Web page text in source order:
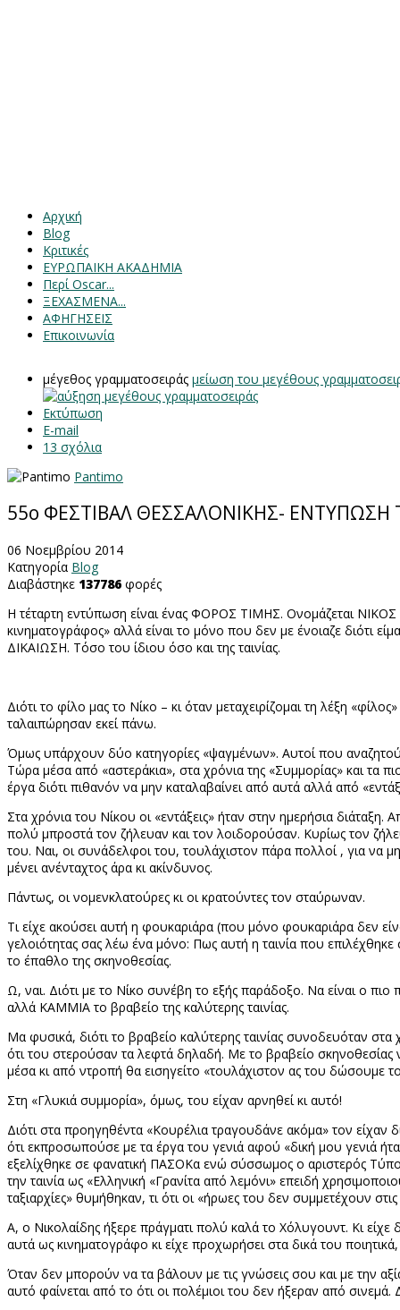
Αρχική
Blog
Κριτικές
ΕΥΡΩΠΑΙΚΗ ΑΚΑΔΗΜΙΑ
Περί Oscar...
ΞΕΧΑΣΜΕΝΑ...
ΑΦΗΓΗΣΕΙΣ
Επικοινωνία
μέγεθος γραμματοσειράς μείωση του μεγέθους
Εκτύπωση
E-mail
13 σχόλια
Pantimo
55ο ΦΕΣΤΙΒΑΛ ΘΕΣΣΑΛΟΝΙΚΗΣ- ΕΝΤΥΠΩΣΗ
06 Νοεμβρίου 2014
Κατηγορία Blog
Διαβάστηκε 137786 φορές
Η τέταρτη εντύπωση είναι ένας ΦΟΡΟΣ ΤΙΜΗΣ. Ονομάζεται
κινηματογράφος» αλλά είναι το μόνο που δεν με ένοιαζε διότι
ΔΙΚΑΙΩΣΗ. Τόσο του ίδιου όσο και της ταινίας.
Διότι το φίλο μας το Νίκο – κι όταν μεταχειρίζομαι τη λέξη
ταλαιπώρησαν εκεί πάνω.
Όμως υπάρχουν δύο κατηγορίες «ψαγμένων». Αυτοί που
Τώρα μέσα από «αστεράκια», στα χρόνια της «Συμμορίας» και τα
έργα διότι πιθανόν να μην καταλαβαίνει από αυτά αλλά από
Στα χρόνια του Νίκου οι «εντάξεις» ήταν στην ημερήσια
πολύ μπροστά τον ζήλευαν και τον λοιδορούσαν. Κυρίως τον
του. Ναι, οι συνάδελφοι του, τουλάχιστον πάρα πολλοί , για να
μένει ανένταχτος άρα κι ακίνδυνος.
Πάντως, οι νομενκλατούρες κι οι κρατούντες τον σταύρωναν.
Τι είχε ακούσει αυτή η φουκαριάρα (που μόνο φουκαριάρα δεν
γελοιότητας σας λέω ένα μόνο: Πως αυτή η ταινία που
το έπαθλο της σκηνοθεσίας.
Ω, ναι. Διότι με το Νίκο συνέβη το εξής παράδοξο. Να είναι ο
αλλά ΚΑΜΜΙΑ το βραβείο της καλύτερης ταινίας.
Μα φυσικά, διότι το βραβείο καλύτερης ταινίας συνοδευόταν
ότι του στερούσαν τα λεφτά δηλαδή. Με το βραβείο σκηνοθεσίας
μέσα κι από ντροπή θα εισηγείτο «τουλάχιστον ας του δώσουμε
Στη «Γλυκιά συμμορία», όμως, του είχαν αρνηθεί κι αυτό!
Διότι στα προηγηθέντα «Κουρέλια τραγουδάνε ακόμα» τον
ότι εκπροσωπούσε με τα έργα του γενιά αφού «δική μου γενιά
εξελίχθηκε σε φανατική ΠΑΣΟΚα ενώ σύσσωμος ο αριστερός
την ταινία ως «Ελληνική «Γρανίτα από λεμόνι» επειδή
ταξιαρχίες» θυμήθηκαν, τι ότι οι «ήρωες του δεν συμμετέχουν
Α, ο Νικολαίδης ήξερε πράγματι πολύ καλά το Χόλυγουντ. Κι
αυτά ως κινηματογράφο κι είχε προχωρήσει στα δικά του
Όταν δεν μπορούν να τα βάλουν με τις γνώσεις σου και με την
αυτό φαίνεται από το ότι οι πολέμιοι του δεν ήξεραν από